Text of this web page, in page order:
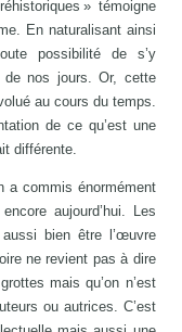
» témoigne
En naturalisant ainsi
possibilité de s’y
de nos jours. Or, cette
au cours du temps.
de ce qu’est une
différente.
a commis énormément
aujourd’hui. Les
bien être l’œuvre
ne revient pas à dire
mais qu’on n’est
ou autrices. C’est